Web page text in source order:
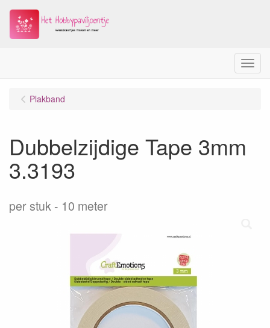
Menu
Plakband
Dubbelzijdige Tape 3mm
3.3193
per stuk 10 meter